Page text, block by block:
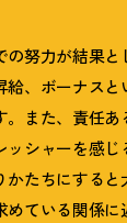
の努力が結果
給、ボーナス
。また、責任
ッシャーを感
たちにすると
めている関係